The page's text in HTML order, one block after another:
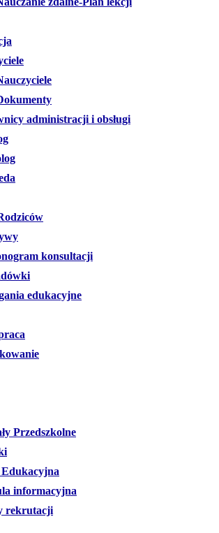
administracji i obsługi
konsultacji
edukacyjne
Przedszkolne
informacyjna
rekrutacji